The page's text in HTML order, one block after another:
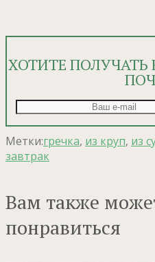
ХОТИТЕ
Метки:гречка, из круп, из
завтрак
Вам также
понравиться